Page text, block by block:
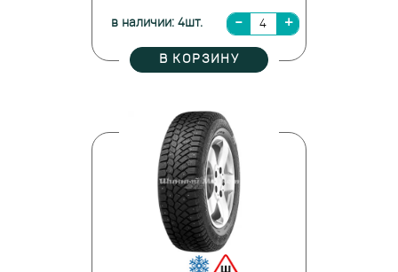
в наличии: 4шт.
В КОРЗИНУ